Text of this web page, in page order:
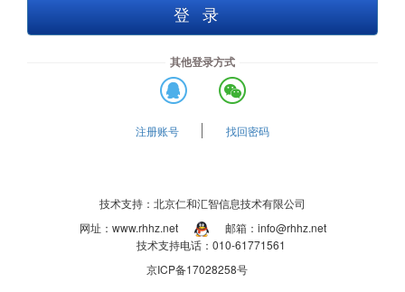
登录
其他登录方式
注册账号 找回密码
技术支持：北京仁和汇智信息技术有限公司
网址：www.rhhz.net
邮箱：info@rhhz.net
技术支持电话：010-61771561
京ICP备17028258号